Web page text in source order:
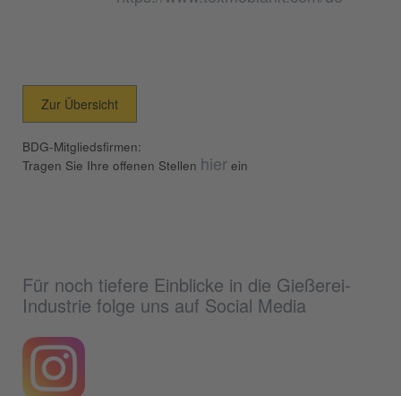
Zur Übersicht
BDG-Mitgliedsfirmen:
Tragen Sie Ihre offenen Stellen hier ein
Für noch tiefere Einblicke in die Gießerei-
Industrie folge uns auf Social Media